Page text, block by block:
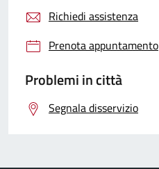
Richiedi assistenza
Prenota appuntamento
Problemi in città
Segnala disservizio